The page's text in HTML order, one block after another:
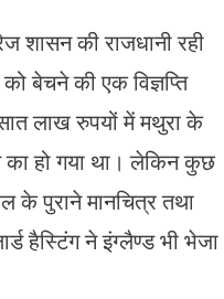
शासन की राजधानी रही
बेचने की एक विज्ञप्ति
लाख रुपयों में मथुरा के
हो गया था। लेकिन कुछ
के पुराने मानचित्र तथा
हैस्टिंग ने इंग्लैण्ड भी भेजा